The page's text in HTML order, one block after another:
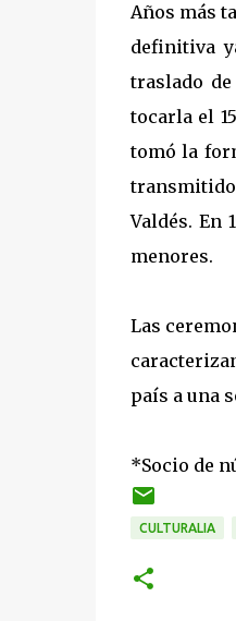
Años más
definitiva
traslado
tocarla el
tomó la
Valdés. En
menores.
Las
país a una
*Socio de
CULTURALIA